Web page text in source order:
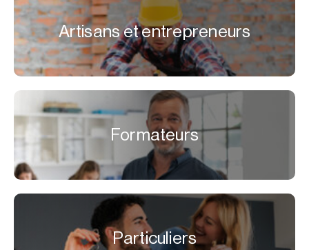
Artisans et entrepreneurs
Formateurs
Particuliers